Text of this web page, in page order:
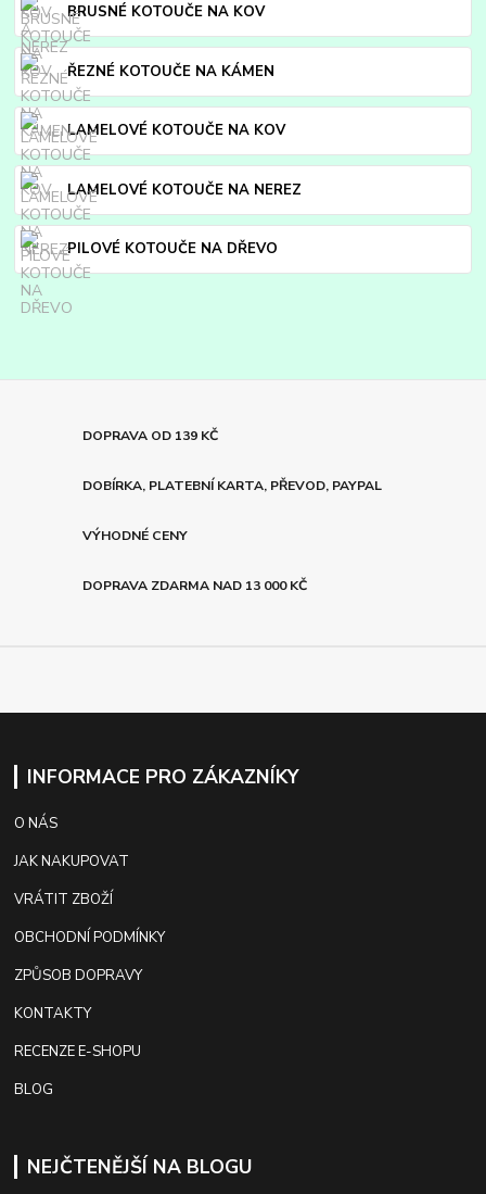
BRUSNÉ KOTOUČE NA KOV
ŘEZNÉ KOTOUČE NA KÁMEN
LAMELOVÉ KOTOUČE NA KOV
LAMELOVÉ KOTOUČE NA NEREZ
PILOVÉ KOTOUČE NA DŘEVO
DOPRAVA OD 139 KČ
DOBÍRKA, PLATEBNÍ KARTA, PŘEVOD, PAYPAL
VÝHODNÉ CENY
DOPRAVA ZDARMA NAD 13 000 KČ
INFORMACE PRO ZÁKAZNÍKY
O NÁS
JAK NAKUPOVAT
VRÁTIT ZBOŽÍ
OBCHODNÍ PODMÍNKY
ZPŮSOB DOPRAVY
KONTAKTY
RECENZE E-SHOPU
BLOG
NEJČTENĚJŠÍ NA BLOGU